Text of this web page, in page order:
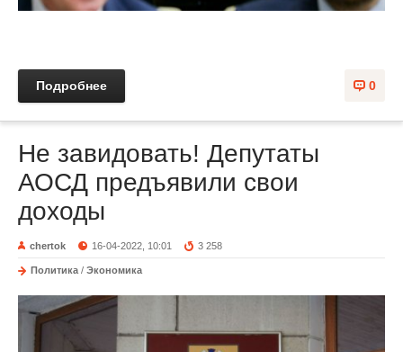
0
Подробнее
Не завидовать! Депутаты
АОСД предъявили свои
доходы
chertok 16-04-2022, 10:01 3 258
Политика / Экономика